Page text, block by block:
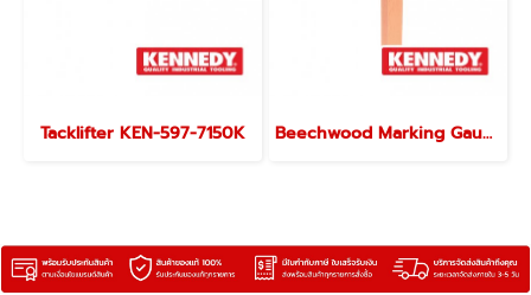
Tacklifter KEN-597-7150K Beechwood Marking Gauges KEN-597-6600K